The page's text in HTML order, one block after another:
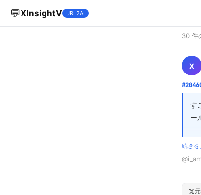
💬XInsightV URL2AI
30 件
X
す
ー
線
「
続き
隣の